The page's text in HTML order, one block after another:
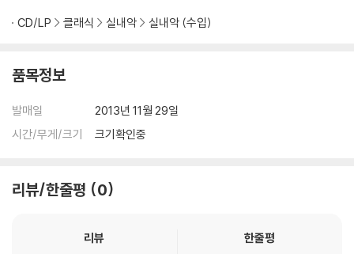
CD/LP 클래식 실내악 실내악 (수입)
품목정보
발매일
2013년 11월 29일
시간/무게/크기
크기확인중
리뷰/한줄평 0
리뷰
한줄평